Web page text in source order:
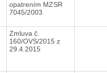
opatrením MZSR
7045/2003
Zmluva č.
160/OVS/2015 z
29.4.2015